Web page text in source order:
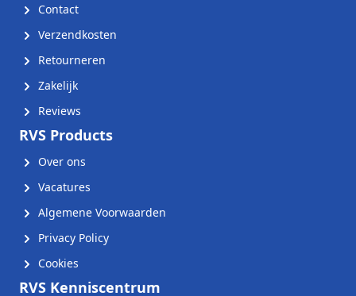
Contact
Verzendkosten
Retourneren
Zakelijk
Reviews
RVS Products
Over ons
Vacatures
Algemene Voorwaarden
Privacy Policy
Cookies
RVS Kenniscentrum